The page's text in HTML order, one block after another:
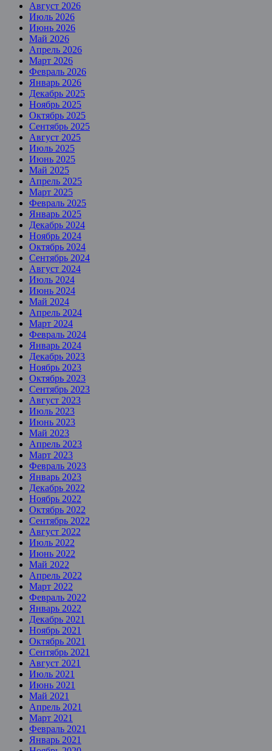
Август 2026
Июль 2026
Июнь 2026
Май 2026
Апрель 2026
Март 2026
Февраль 2026
Январь 2026
Декабрь 2025
Ноябрь 2025
Октябрь 2025
Сентябрь 2025
Август 2025
Июль 2025
Июнь 2025
Май 2025
Апрель 2025
Март 2025
Февраль 2025
Январь 2025
Декабрь 2024
Ноябрь 2024
Октябрь 2024
Сентябрь 2024
Август 2024
Июль 2024
Июнь 2024
Май 2024
Апрель 2024
Март 2024
Февраль 2024
Январь 2024
Декабрь 2023
Ноябрь 2023
Октябрь 2023
Сентябрь 2023
Август 2023
Июль 2023
Июнь 2023
Май 2023
Апрель 2023
Март 2023
Февраль 2023
Январь 2023
Декабрь 2022
Ноябрь 2022
Октябрь 2022
Сентябрь 2022
Август 2022
Июль 2022
Июнь 2022
Май 2022
Апрель 2022
Март 2022
Февраль 2022
Январь 2022
Декабрь 2021
Ноябрь 2021
Октябрь 2021
Сентябрь 2021
Август 2021
Июль 2021
Июнь 2021
Май 2021
Апрель 2021
Март 2021
Февраль 2021
Январь 2021